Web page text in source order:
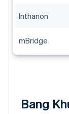
Inthanon
mBridge
Bang